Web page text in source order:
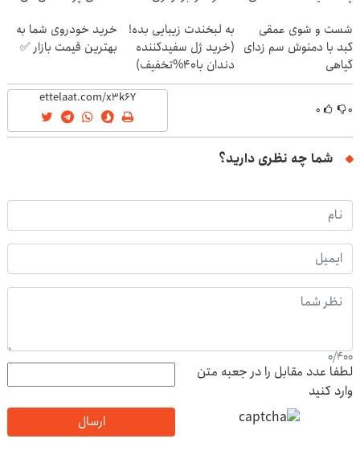
شست و شوی عمقی
کبد با دمنوش سم زدای
گیاهی
به لبخندت زیبایی بده!
(خرید ژل سفیدکننده
دندان با40%تخفیف)
خرید خودروی شما به
بهترین قیمت بازار ✅
۰ ۰
شما چه نظری دارید؟
0/400
لطفا عدد مقابل را در جعبه متن
وارد کنید
ارسال